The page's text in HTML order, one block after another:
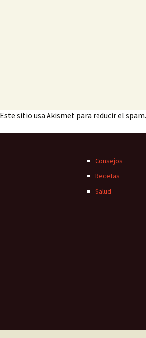
Este sitio usa Akismet para reducir el spam.
Consejos
Recetas
Salud